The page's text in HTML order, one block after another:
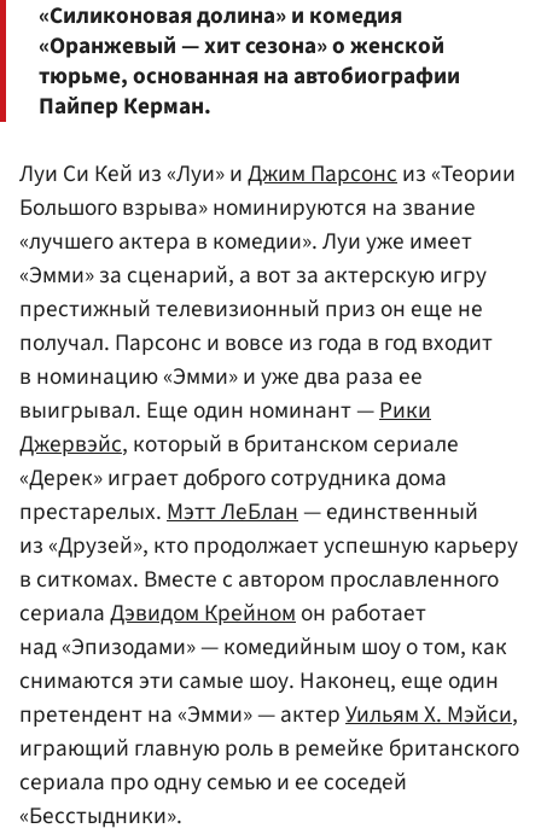
«Силиконовая долина» и комедия
«Оранжевый — хит сезона» о женской
тюрьме, основанная на автобиографии
Пайпер Керман.
Луи Си Кей из «Луи» иДжим Парсонс из «Теории
Большого взрыва» номинируются на звание
«лучшего актера в комедии». Луи уже имеет
«Эмми» за сценарий, а вот за актерскую игру
престижный телевизионный приз он еще не
получал. Парсонс и вовсе из года в год входит
в номинацию «Эмми» и уже два раза ее
выигрывал. Еще один номинант —Рики
Джервэйс, который в британском сериале
«Дерек» играет доброго сотрудника дома
престарелых. Мэтт ЛеБлан— единственный
из «Друзей», кто продолжает успешную карьеру
в ситкомах. Вместе с автором прославленного
сериалаДэвидом Крейном он работает
над «Эпизодами» — комедийным шоу о том, как
снимаются эти самые шоу. Наконец, еще один
претендент на «Эмми» — актерУильям Х. Мэйси,
играющий главную роль в ремейке британского
сериала про одну семью и ее соседей
«Бесстыдники».